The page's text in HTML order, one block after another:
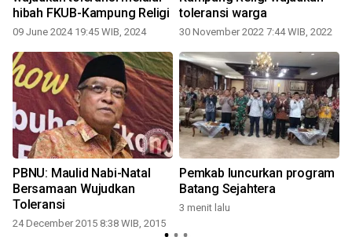
hibah FKUB-Kampung Religi
09 June 2024 19:45 WIB, 2024
toleransi warga
30 November 2022 7:44 WIB, 2022
PBNU: Maulid Nabi-Natal
Bersamaan Wujudkan
Toleransi
24 December 2015 8:38 WIB, 2015
Pemkab luncurkan program
Batang Sejahtera
3 menit lalu